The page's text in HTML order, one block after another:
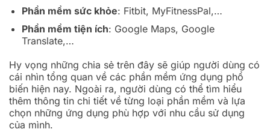
Phần mềm sức khỏe: Fitbit, MyFitnessPal,…
Phần mềm tiện ích: Google Maps, Google
Translate,…
Hy vọng những chia sẻ trên đây sẽ giúp người dùng có
cái nhìn tổng quan về các phần mềm ứng dụng phổ
biến hiện nay. Ngoài ra, người dùng có thể tìm hiểu
thêm thông tin chi tiết về từng loại phần mềm và lựa
chọn những ứng dụng phù hợp với nhu cầu sử dụng
của mình.